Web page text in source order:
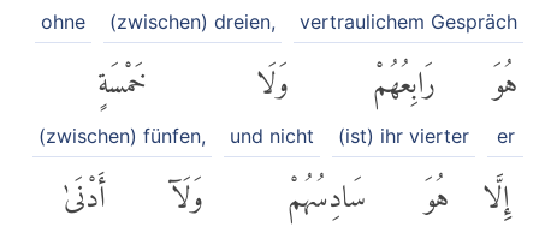
vertraulichem Gespräch
(zwischen) dreien,
ohne
هُوَ
er
رَابِعُهُمْ
(ist) ihr vierter
وَلَا
und nicht
خَمْسَةٍ
(zwischen) fünfen,
إِلَّا هُوَ سَادِسُهُمْ وَلَآ أَدْنَىٰ